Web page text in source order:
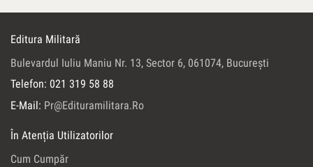
Editura Militară
Bulevardul Iuliu Maniu Nr. 13, Sector 6, 061074, Bucureşti
Telefon: 021 319 58 88
E-Mail: Pr@edituramilitara.ro
În Atenția Utilizatorilor
Cum Cumpăr